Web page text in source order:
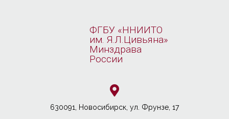
ФГБУ «ННИИТО
им. Я.Л.Цивьяна»
Минздрава
России
630091, Новосибирcк, ул. Фрунзе, 17